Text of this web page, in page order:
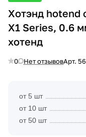
Хотэнд hotend
X1 Series, 0.6
хотенд
0 Нет отзывовАрт.
от 5 шт
от 10 шт
от 50 шт